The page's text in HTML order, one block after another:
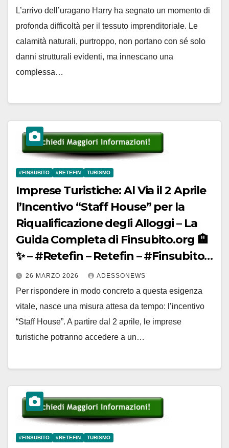
#Finsubito – Adessonews
L’arrivo dell’uragano Harry ha segnato un momento di
profonda difficoltà per il tessuto imprenditoriale. Le
calamità naturali, purtroppo, non portano con sé solo
danni strutturali evidenti, ma innescano una
complessa…
#FINSUBITO #RETEFIN TURISMO
Imprese Turistiche: Al Via il 2 Aprile
l’Incentivo “Staff House” per la
Riqualificazione degli Alloggi – La
Guida Completa di Finsubito.org 🏨
✨ – #Retefin – Retefin – #Finsubito –
Finsubito – #Adessonews –
#Adessonews – #Finsubito –
Adessonews
26 MARZO 2026 ADESSONEWS
Per rispondere in modo concreto a questa esigenza
vitale, nasce una misura attesa da tempo: l’incentivo
“Staff House”. A partire dal 2 aprile, le imprese
turistiche potranno accedere a un…
#FINSUBITO #RETEFIN TURISMO